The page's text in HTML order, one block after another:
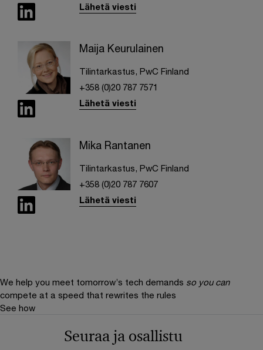
Lähetä viesti
Maija Keurulainen
Tilintarkastus, PwC Finland
+358 (0)20 787 7571
Lähetä viesti
Mika Rantanen
Tilintarkastus, PwC Finland
+358 (0)20 787 7607
Lähetä viesti
We help you meet tomorrow’s tech demands so you can
compete at a speed that rewrites the rules
See how
Seuraa ja osallistu